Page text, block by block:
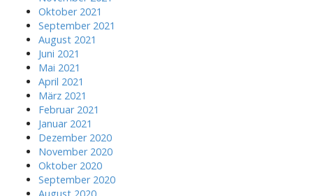
Oktober 2021
September 2021
August 2021
Juni 2021
Mai 2021
April 2021
März 2021
Februar 2021
Januar 2021
Dezember 2020
November 2020
Oktober 2020
September 2020